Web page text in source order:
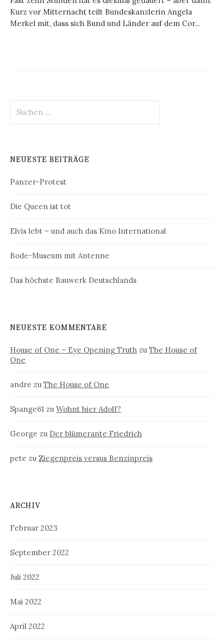
Kurz vor Mitternacht teilt Bundeskanzlerin Angela
Merkel mit, dass sich Bund und Länder auf dem Cor...
nach:
NEUESTE BEITRÄGE
Panzer-Protest
Die Queen ist tot
Elvis lebt – und auch das Kino International
Bode-Museum mit Antenne
Das höchste Bauwerk Deutschlands
NEUESTE KOMMENTARE
House of One – Eye Opening Truth zu The House of
One
andre zu The House of One
Spange61 zu Wohnt hier Adolf?
George zu Der blümerante Friedrich
pete zu Ziegenpreis versus Benzinpreis
ARCHIV
Februar 2023
September 2022
Juli 2022
Mai 2022
April 2022